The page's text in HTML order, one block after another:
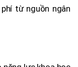
từ nguồn ngân